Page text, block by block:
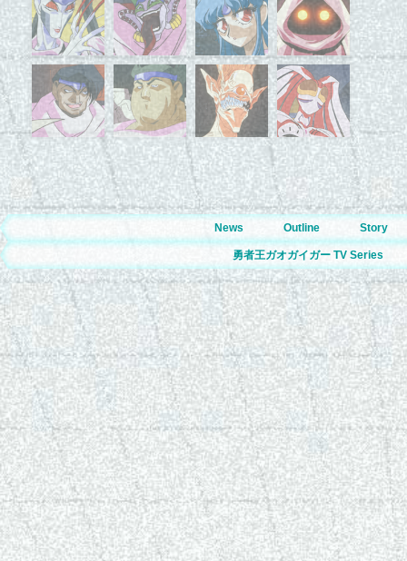
News Outline Story
勇者王ガオガイガー TV Series